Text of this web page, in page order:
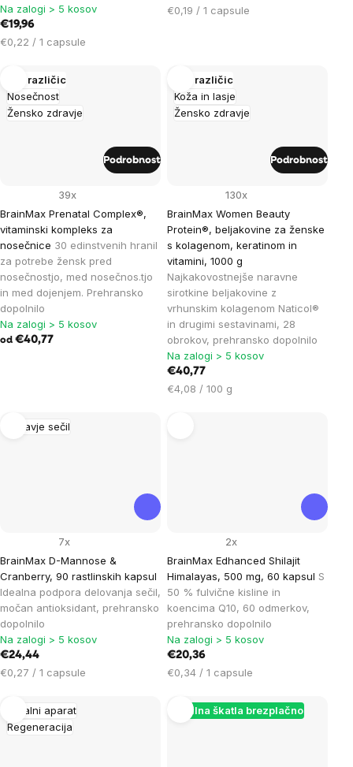
Na zalogi > 5 kosov
€19,96
Cena
€0,22 / 1 capsule
Cena
€0,19 / 1 capsule
Nosečnost
Žensko zdravje
Več različic
BrainMax Prenatal Complex®,
vitaminski kompleks za
nosečnice 30 edinstvenih hranil
za potrebe žensk pred
nosečnostjo, med nosečnos.tjo
in med dojenjem. Prehransko
dopolnilo
39x
Na zalogi > 5 kosov
od €40,77
Podrobnost
Koža in lasje
Žensko zdravje
Več različic
BrainMax Women Beauty
Protein®, beljakovine za ženske
s kolagenom, keratinom in
vitamini, 1000 g
Najkakovostnejše naravne
sirotkine beljakovine z
vrhunskim kolagenom Naticol®
in drugimi sestavinami, 28
obrokov, prehransko dopolnilo
130x
Na zalogi > 5 kosov
€40,77
Cena
€4,08 / 100 g
Podrobnost
Zdravje sečil
BrainMax D-Mannose &
Cranberry, 90 rastlinskih kapsul
Idealna podpora delovanja sečil,
močan antioksidant, prehransko
dopolnilo
7x
Na zalogi > 5 kosov
€24,44
Cena
enoto:
€0,27 / 1 capsule
BrainMax Edhanced Shilajit
Himalayas, 500 mg, 60 kapsul S
50 % fulvične kisline in
koencima Q10, 60 odmerkov,
prehransko dopolnilo
2x
Na zalogi > 5 kosov
€20,36
Cena
enoto:
€0,34 / 1 capsule
Gibalni aparat
Regeneracija
Darilna škatla brezplačno